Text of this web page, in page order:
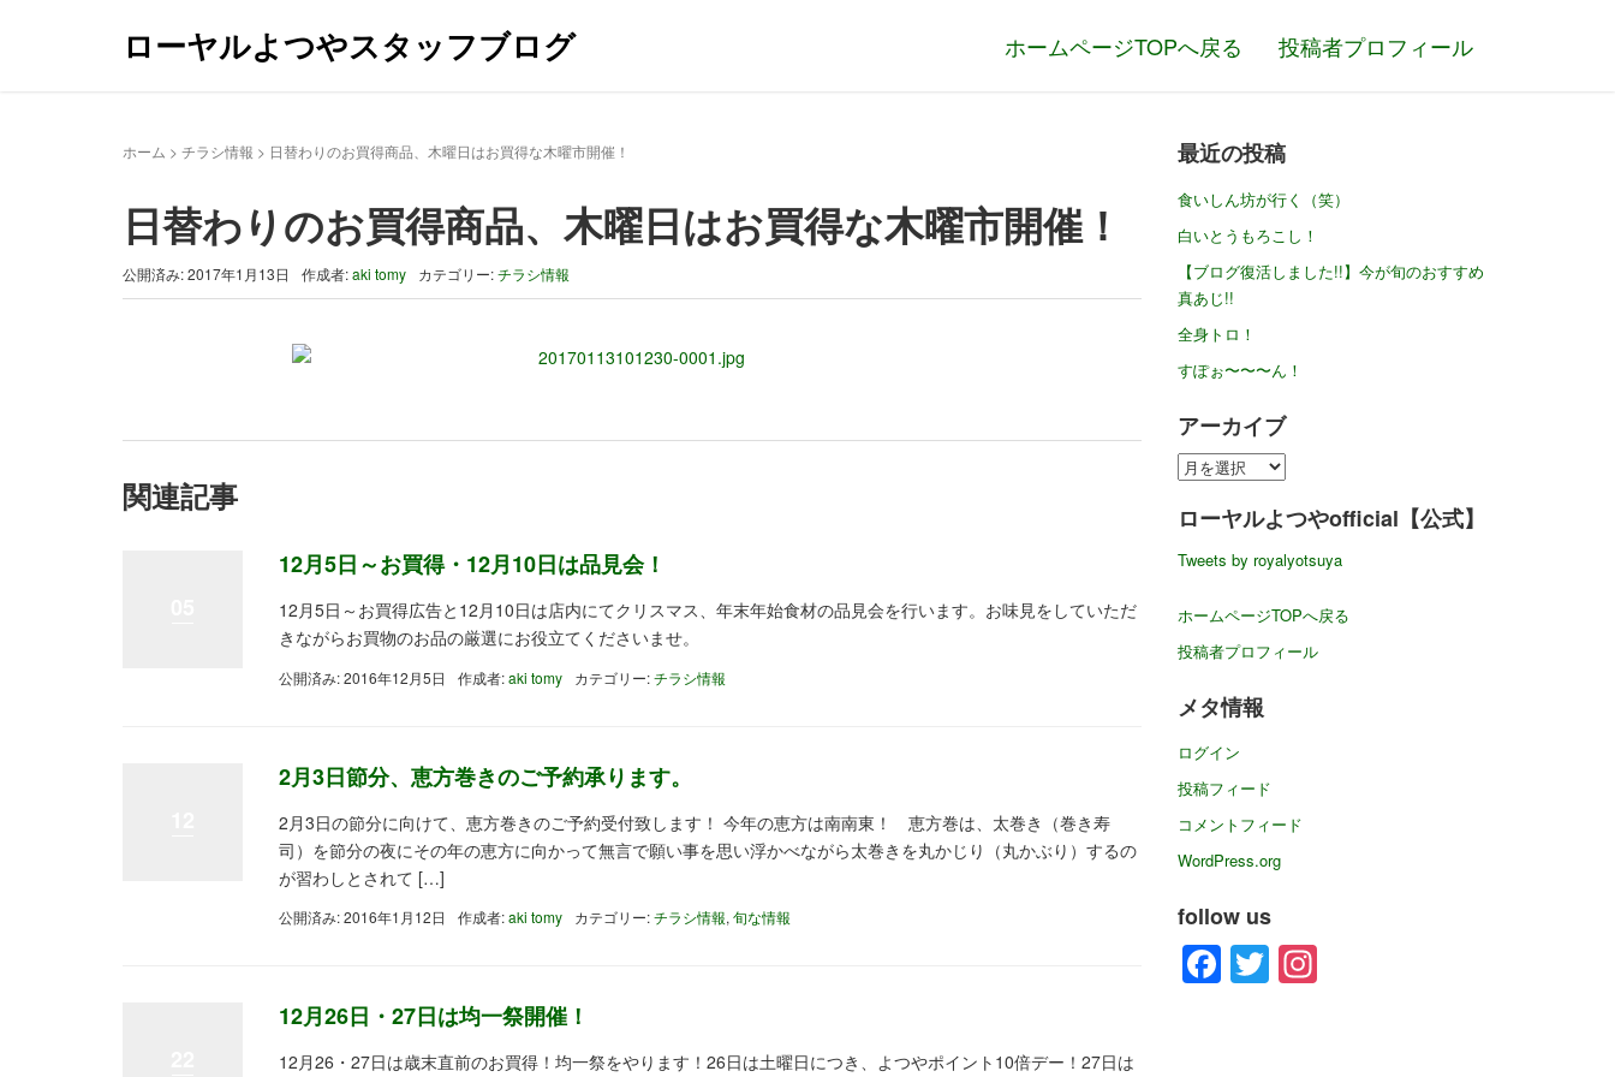
ローヤルよつやスタッフブログ ホームページTOPへ戻る 投稿者プロフィール
ホーム > チラシ情報 > 日替わりのお買得商品、木曜日はお買得な木曜市開催！
日替わりのお買得商品、木曜日はお買得な木曜市開催！
公開済み: 2017年1月13日 作成者:aki tomy カテゴリー:チラシ情報
関連記事
12月5日～お買得・12月10日は品見会！
12月5日～お買得広告と12月10日は店内にてクリスマス、年末年始食材の品見会を行います。お味見をしていただ
きながらお買物のお品の厳選にお役立てくださいませ。
公開済み: 2016年12月5日 作成者:aki tomy カテゴリー:チラシ情報
2月3日節分、恵方巻きのご予約承ります。
2月3日の節分に向けて、恵方巻きのご予約受付致します！ 今年の恵方は南南東！ 恵方巻は、太巻き（巻き寿
司）を節分の夜にその年の恵方に向かって無言で願い事を思い浮かべながら太巻きを丸かじり（丸かぶり）するの
が習わしとされて […]
公開済み: 2016年1月12日 作成者:aki tomy カテゴリー:チラシ情報, 旬な情報
12月26日・27日は均一祭開催！
12月26・27日は歳末直前のお買得！均一祭をやります！26日は土曜日につき、よつやポイント10倍デー！27日は
最近の投稿
食いしん坊が行く（笑）
白いとうもろこし！
【ブログ復活しました!!】今が旬のおすすめ
真あじ!!
全身トロ！
すぽぉ〜〜〜ん！
アーカイブ
ア
カ
ブ
ローヤルよつやofficial【公式】
Tweets by royalyotsuya
ホームページTOPへ戻る
投稿者プロフィール
メタ情報
ログイン
投稿フィード
コメントフィード
WordPress.org
follow us
Facebook
TwitterInstagram